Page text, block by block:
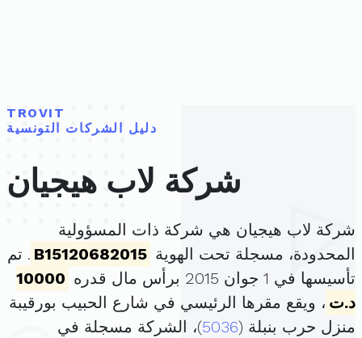
TROVIT
دليل الشركات التونسية
شركة لاب هيجيان
شركة لاب هيجيان هي شركة ذات المسؤولية
المحدودة، مسجلة تحت الهوية B15120682015 . تم
تأسيسها في 1 جوان 2015 برأس مال قدره
10000
د.ت ، ويقع مقرها الرئيسي في شارع الحبيب بورقيبة
منزل حرب بنبلة (5036)، الشركة مسجلة في